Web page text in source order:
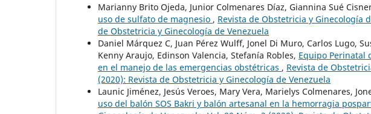
Marianny Brito Ojeda, Junior Colmenares Díaz, Giannina Sué
uso de sulfato de magnesio , Revista de Obstetricia y Ginecología
de Obstetricia y Ginecología de Venezuela
Daniel Márquez C, Juan Pérez Wulff, Jonel Di Muro, Carlos Lugo,
Kenny Araujo, Edinson Valencia, Stefanía Robles, Equipo Perinatal
en el manejo de las emergencias obstétricas , Revista de
(2020): Revista de Obstetricia y Ginecología de Venezuela
Launic Jiménez, Jesús Veroes, Mary Vera, Marielys Colmenares,
uso del balón SOS Bakri y balón artesanal en la hemorragia